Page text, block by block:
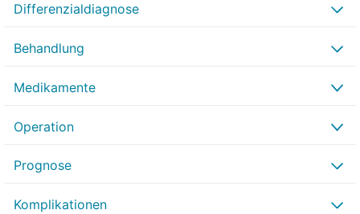
Differenzialdiagnose
Behandlung
Medikamente
Operation
Prognose
Komplikationen